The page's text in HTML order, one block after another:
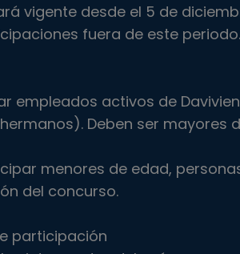
vigente desde el 5 de
fuera de este periodo.
empleados activos de
Deben ser mayores
menores de edad,
del concurso.
participación